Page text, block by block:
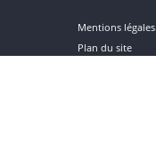
Mentions légales
Plan du site